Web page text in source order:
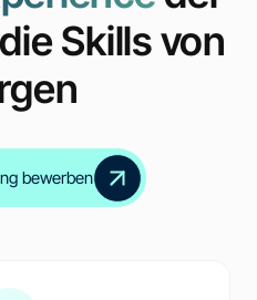
Skills von
bewerben